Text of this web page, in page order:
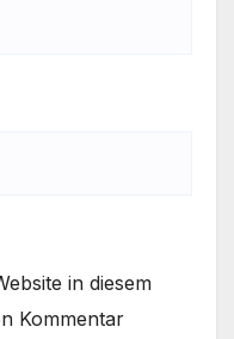
in diesem
Kommentar